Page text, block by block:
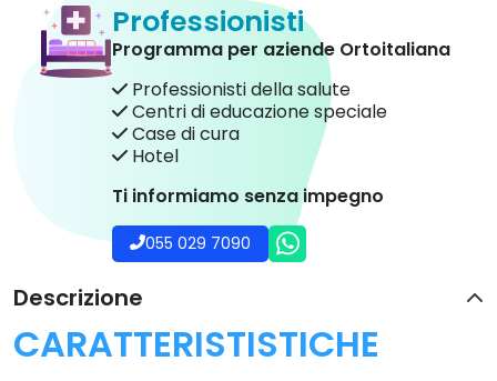
Professionisti
Programma per aziende Ortoitaliana
Professionisti della salute
Centri di educazione speciale
Case di cura
Hotel
Ti informiamo senza impegno
055 029 7090
Descrizione
CARATTERISTISTICHE